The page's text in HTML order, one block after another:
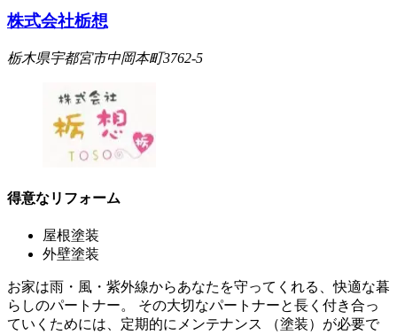
株式会社栃想
栃木県宇都宮市中岡本町3762-5
得意なリフォーム
屋根塗装
外壁塗装
お家は雨・風・紫外線からあなたを守ってくれる、快適な暮
らしのパートナー。 その大切なパートナーと長く付き合っ
ていくためには、定期的にメンテナンス （塗装）が必要で